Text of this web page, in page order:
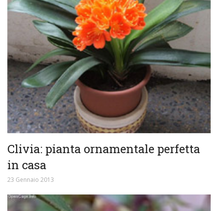
Clivia: pianta ornamentale perfetta
in casa
23 Gennaio 2013